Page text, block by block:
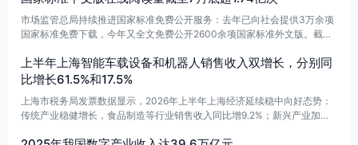
市场监管总局持续推进国家标准免费公开服务：去年已向社会提供3万余项
国家标准免费下载，今年又全文免费公开2600余项国家标准外文版。截至
线三个月阅读超12万次、下载超16万次，人工智能与安全相关标准最受关
注】【。
上半年上海智能车载设备和机器人销售收入双增长，分别同
比增长61.5%和17.5%
上海市税务局发票数据显示，2026年上半年上海经济延续稳中向好态势：
传统产业稳健增长，食品制造等行业销售收入同比增9.2%；新兴产业加速